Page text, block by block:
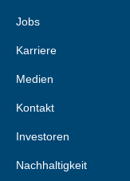
Jobs
Karriere
Medien
Kontakt
Investoren
Nachhaltigkeit